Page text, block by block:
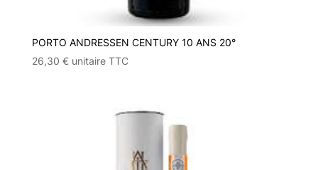
PORTO ANDRESSEN CENTURY 10 ANS 20°
26,30 €unitaire TTC